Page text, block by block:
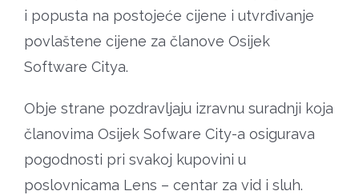
i popusta na postojeće cijene i utvrđivanje
povlaštene cijene za članove Osijek
Software Citya.
Obje strane pozdravljaju izravnu suradnji koja
članovima Osijek Sofware City-a osigurava
pogodnosti pri svakoj kupovini u
poslovnicama Lens – centar za vid i sluh.